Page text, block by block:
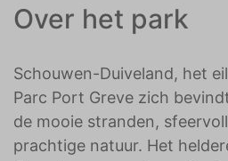
Over het park
Schouwen-Duiveland, het
Parc Port Greve zich
de mooie stranden,
prachtige natuur. Het